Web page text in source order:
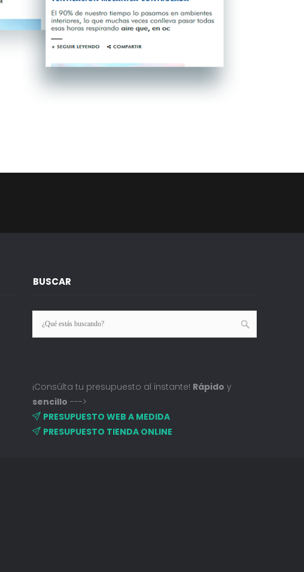
BUSCAR
¡Consúlta tu presupuesto al instante! Rápido y
sencillo --->
PRESUPUESTO WEB A MEDIDA
PRESUPUESTO TIENDA ONLINE